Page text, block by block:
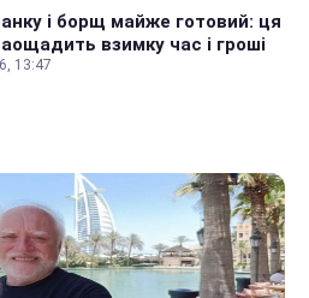
і борщ майже готовий: ця
взимку час і гроші
13:47